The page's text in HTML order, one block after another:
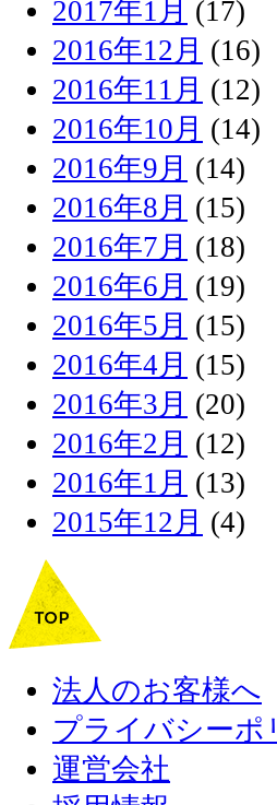
2017年1月 (17)
2016年12月 (16)
2016年11月 (12)
2016年10月 (14)
2016年9月 (14)
2016年8月 (15)
2016年7月 (18)
2016年6月 (19)
2016年5月 (15)
2016年4月 (15)
2016年3月 (20)
2016年2月 (12)
2016年1月 (13)
2015年12月 (4)
法人のお客様へ
プライバシーポ
運営会社